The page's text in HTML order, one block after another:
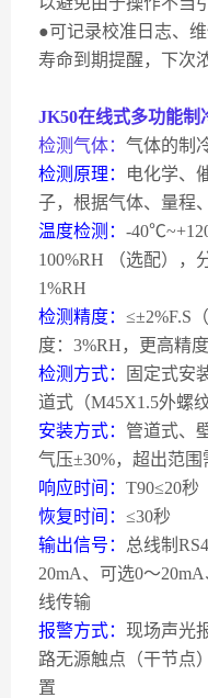
●可记录校准日志、
寿命到期提醒，下次
JK50在线式多功能制
检测气体： 气体的制
检测原理：
电化学、
子，根据气体、量程
温度检测： -40℃
100%RH
（选配），
1%RH
检测精度： ≤±2%F.S
度： 3%RH ，更高精
检测方式：
固定式安
道式（M45X1.5外螺
安装方式： 管道式、
气压±30%，超出范
响应时间： T90≤20秒
恢复时间： ≤30秒
输出信号： 总线制
20mA、可选0～20mA
线传输
报警方式： 现场声光
路无源触点（干节点
置